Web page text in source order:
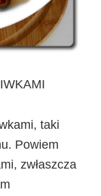
taki
Powiem
zwłaszcza